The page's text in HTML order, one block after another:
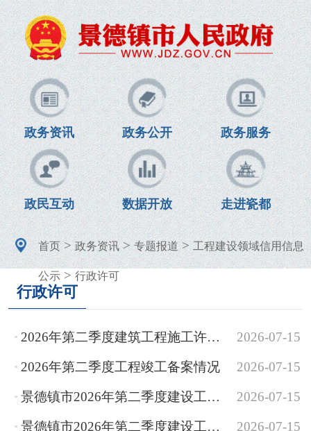
政务资讯 政务公开 政务服务
政民互动 数据开放 走进瓷都
首页>政务资讯>专题报道>工程建设领域信用信息
公示> 行政许可
行政许可
2026-07-15
2026年第二季度建筑工程施工许可办理情况统计
2026-07-15
2026年第二季度工程竣工备案情况
2026-07-15
景德镇市2026年第二季度建设工程消防设计审查情况统计
2026-07-15
景德镇市2026年第二季度建设工程消防备案情况统计